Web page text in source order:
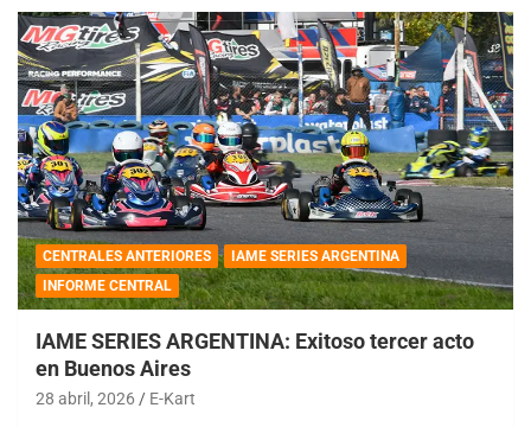
CENTRALES ANTERIORES
IAME SERIES ARGENTINA
INFORME CENTRAL
IAME SERIES ARGENTINA: Exitoso tercer acto
en Buenos Aires
28 abril, 2026 E-Kart